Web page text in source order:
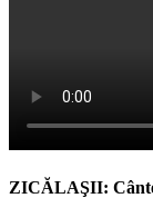
ZICĂLAŞII: